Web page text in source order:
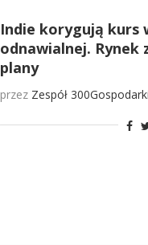
Indie korygują kurs
odnawialnej. Rynek
plany
przez Zespół 300Gospodarki